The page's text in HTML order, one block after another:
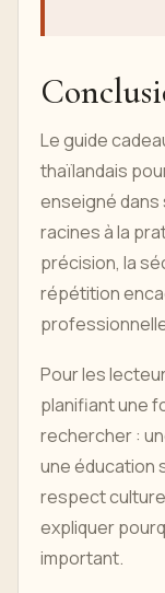
Le guide
thaïlandais
enseigné dans
racines à la
précision, la
répétition
Pour les
planifiant une
rechercher :
une éducation
respect
expliquer
important.